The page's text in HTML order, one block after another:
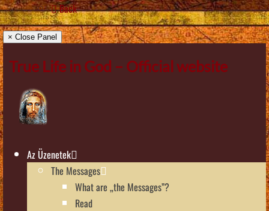
Back
× Close Panel
True Life in God – Official website
Az Üzenetek
The Messages
What are „the Messages”?
Read